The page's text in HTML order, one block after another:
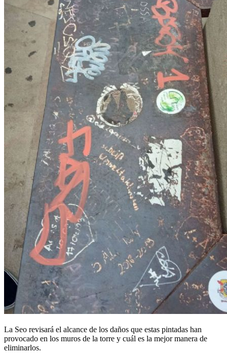
La Seo revisará el alcance de los daños que estas pintadas han
provocado en los muros de la torre y cuál es la mejor manera de
eliminarlos.